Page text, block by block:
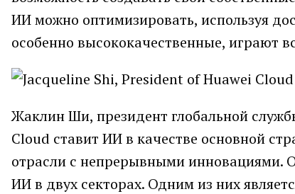
ИИ можно оптимизировать, используя
особенно высококачественные, играют
Жаклин Ши, президент глобальной
Cloud ставит ИИ в качестве основной
отрасли с непрерывными инновациями.
ИИ в двух секторах. Одним из них